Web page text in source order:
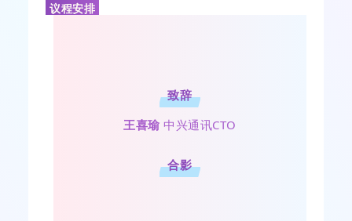
议程安排
致辞
王喜瑜 中兴通讯CTO
合影